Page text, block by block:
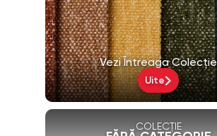
Vezi Întreaga Colecție
Uite
COLECȚIE